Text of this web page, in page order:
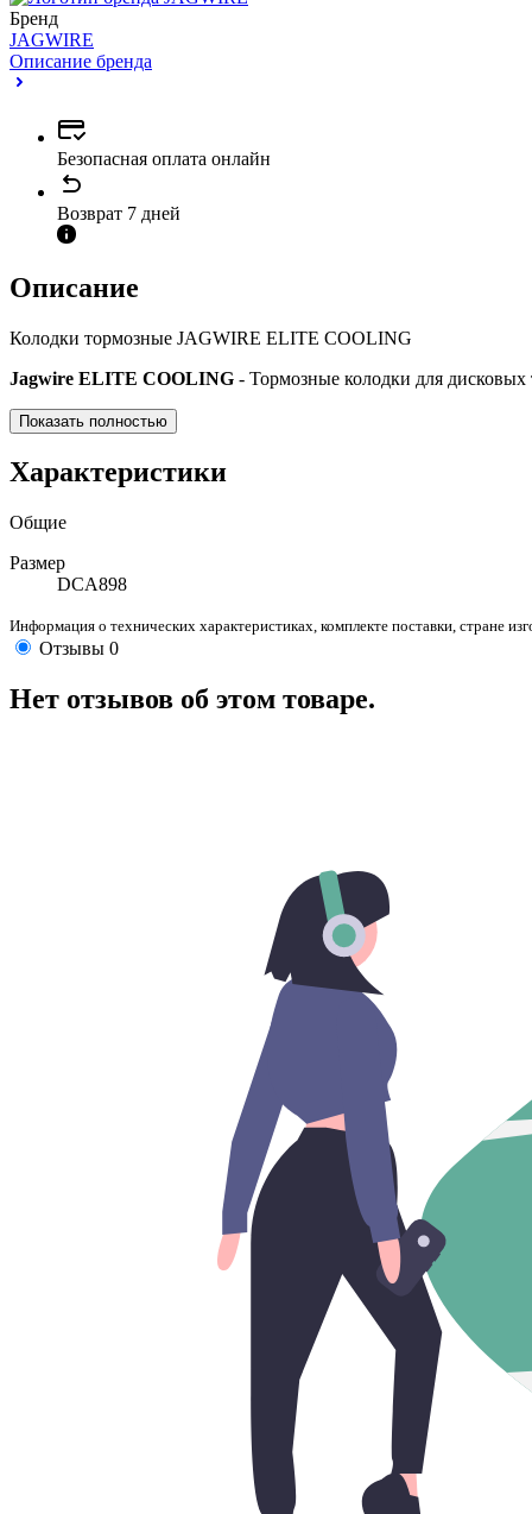
Бренд
JAGWIRE
Описание бренда
Безопасная оплата онлайн
Возврат 7 дней
Описание
Колодки тормозные JAGWIRE ELITE COOLING
Jagwire ELITE COOLING - Тормозные колодки для дисковых
Показать полностью
Характеристики
Общие
Размер
DCA898
Информация о технических характеристиках, комплекте поставки, стране
Отзывы 0
Нет отзывов об этом товаре.